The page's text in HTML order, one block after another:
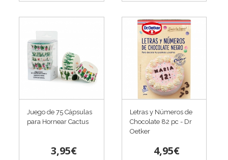
Juego de 75 Cápsulas
para Hornear Cactus
3,95€
Letras y Números de
Chocolate 82 pc - Dr
Oetker
4,95€